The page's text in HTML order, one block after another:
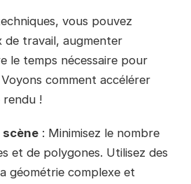
vous pouvez
travail, augmenter
le temps nécessaire pour
comment accélérer
rendu !
: Minimisez le nombre
et de polygones. Utilisez des
géométrie complexe et